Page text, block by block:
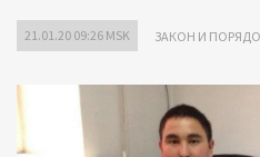
21.01.20 09:26 MSK ЗАКОН И